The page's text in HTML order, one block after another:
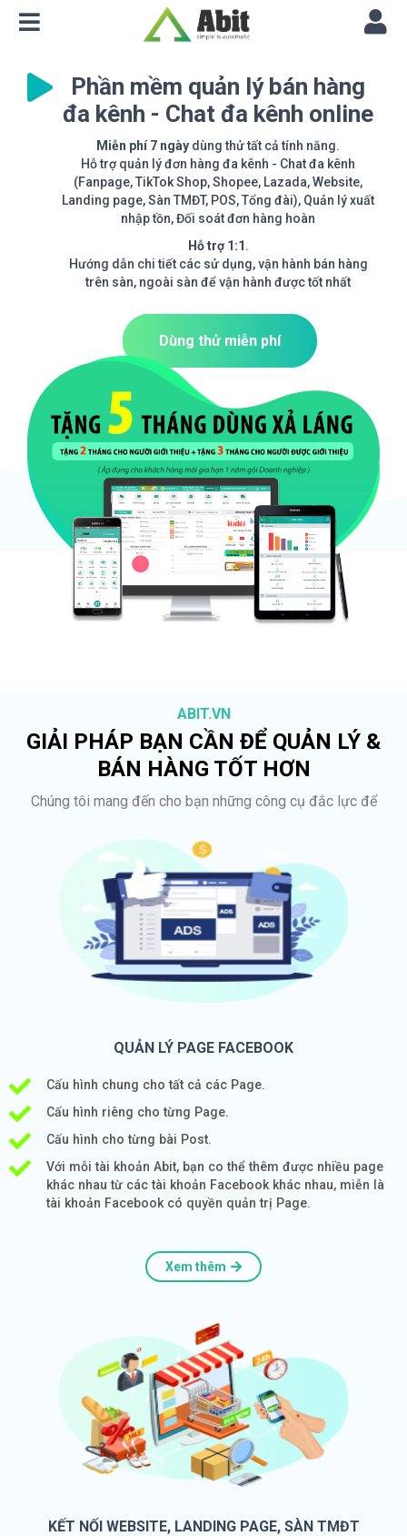
Phần mềm quản lý bán hàng
đa kênh - Chat đa kênh online
Miễn phí 7 ngày dùng thử tất cả tính năng.
Hỗ trợ quản lý đơn hàng đa kênh - Chat đa kênh
(Fanpage, TikTok Shop, Shopee, Lazada, Website,
Landing page, Sàn TMĐT, POS, Tổng đài), Quản lý xuất
nhập tồn, Đối soát đơn hàng hoàn
Hỗ trợ 1:1 .
Hướng dẫn chi tiết các sử dụng, vận hành bán hàng
trên sàn, ngoài sàn để vận hành được tốt nhất
Dùng thử miễn phí
ABIT.VN
GIẢI PHÁP BẠN CẦN ĐỂ QUẢN LÝ &
BÁN HÀNG TỐT HƠN
Chúng tôi mang đến cho bạn những công cụ đắc lực để
QUẢN LÝ PAGE FACEBOOK
Cấu hình chung cho tất cả các Page.
Cấu hình riêng cho từng Page.
Cấu hình cho từng bài Post.
Với mỗi tài khoản Abit, bạn co thể thêm được nhiều page
khác nhau từ các tài khoản Facebook khác nhau, miễn là
tài khoản Facebook có quyền quản trị Page.
Xem thêm
KẾT NỐI WEBSITE, LANDING PAGE, SÀN TMĐT